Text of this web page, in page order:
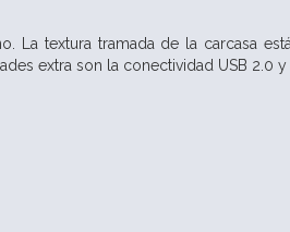
La textura tramada de la carcasa
extra son la conectividad USB 2.0 y